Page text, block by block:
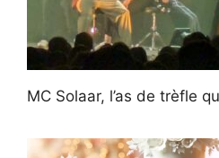
MC Solaar, l’as de trèfle